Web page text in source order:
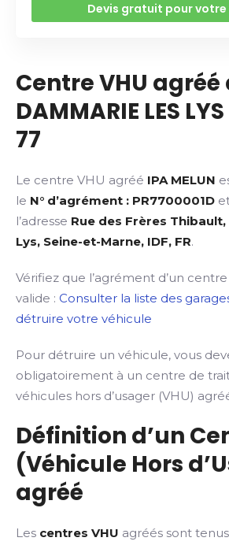
Devis gratuit pour votre
Centre VHU agréé
DAMMARIE LES
77
Le centre VHU agréé IPA MELUN
le N° d’agrément : PR7700001D
l’adresse Rue des Frères
Lys, Seine-et-Marne, IDF, FR.
Vérifiez que l’agrément d’un
valide : Consulter la liste des
détruire votre véhicule
Pour détruire un véhicule, vous
obligatoirement à un centre de
véhicules hors d’usager (VHU)
Définition d’un
(Véhicule Hors
agréé
Les centres VHU agréés sont